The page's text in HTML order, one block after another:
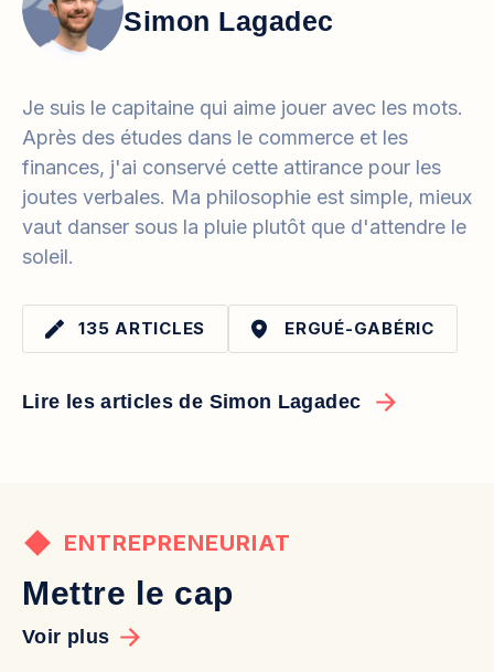
Simon Lagadec
Je suis le capitaine qui aime jouer avec les mots.
Après des études dans le commerce et les
finances, j'ai conservé cette attirance pour les
joutes verbales. Ma philosophie est simple, mieux
vaut danser sous la pluie plutôt que d'attendre le
soleil.
135 ARTICLES ERGUÉ-GABÉRIC
Lire les articles de Simon Lagadec
Mettre le cap
ENTREPRENEURIAT
Voir plus